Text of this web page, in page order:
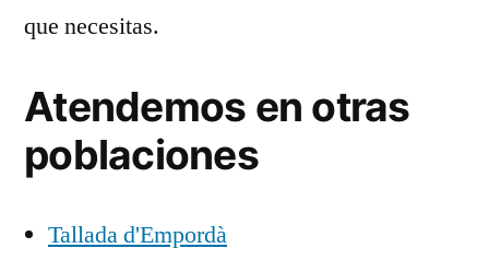
que necesitas.
Atendemos en otras
poblaciones
Tallada d'Empordà